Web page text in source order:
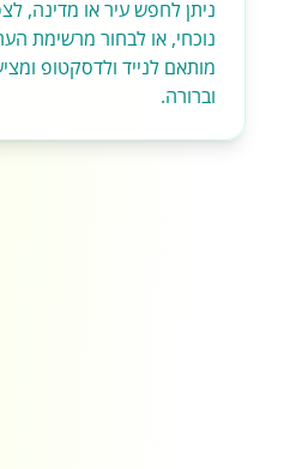
ניתן לחפש עיר או מדינה,
נוכחי, או לבחור מרשימת
מותאם לנייד ולדסקטופ
וברורה.